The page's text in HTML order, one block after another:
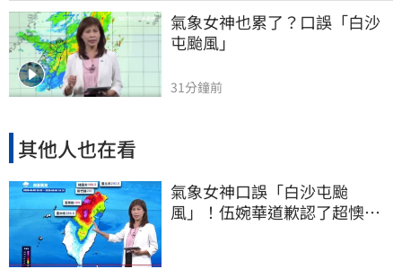
氣象女神也累了？口誤「白沙
屯颱風」
31分鐘前
其他人也在看
氣象女神口誤「白沙屯颱
風」！伍婉華道歉認了超懊